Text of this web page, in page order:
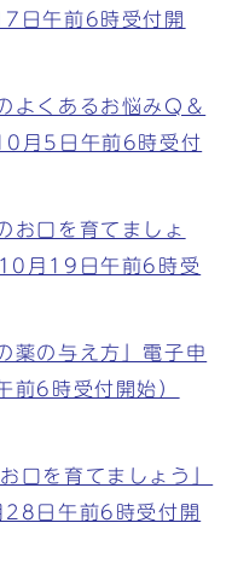
日午前6時受付開
よくあるお悩みQ＆
月5日午前6時受付
お口を育てましょ
月19日午前6時受
薬の与え方」電子申
6時受付開始）
口を育てましょう」
日午前6時受付開